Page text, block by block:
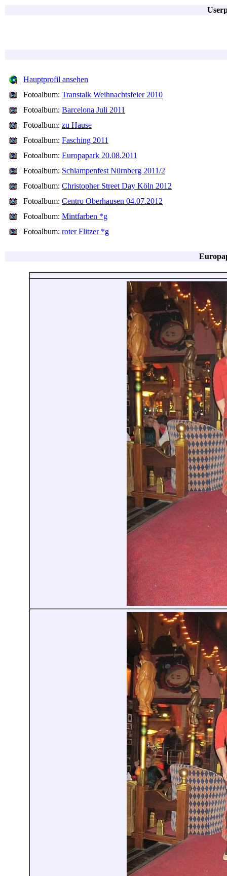
Hauptprofil ansehen
Fotoalbum: Transtalk Weihnachtsfeier 2010
Fotoalbum: Barcelona Juli 2011
Fotoalbum: zu Hause
Fotoalbum: Fasching 2011
Fotoalbum: Europapark 20.08.2011
Fotoalbum: Schlampenfest Nürnberg 2011/2
Fotoalbum: Christopher Street Day Köln 2012
Fotoalbum: Centro Oberhausen 04.07.2012
Fotoalbum: Mintfarben *g
Fotoalbum: roter Flitzer *g